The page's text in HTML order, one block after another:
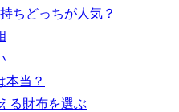
ちどっちが人気？
本当？
る財布を選ぶ